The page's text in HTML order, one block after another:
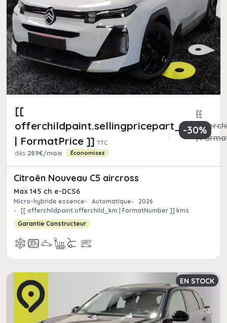
[[
offerchildpaint.sellingpricepart_ttc
| FormatPrice ]] TTC
[[
|
dès 289€/mois Économisez
-30%
Citroën Nouveau C5 aircross
Max 145 ch e-DCS6
Micro-hybride essence Automatique
2026
[[ offerchildpaint.offerchild_km | FormatNumber ]] kms
Garantie Constructeur
EN STOCK